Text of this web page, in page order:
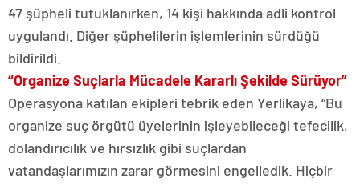
47 şüpheli tutuklanırken, 14 kişi hakkında adli kontrol
uygulandı. Diğer şüphelilerin işlemlerinin sürdüğü
bildirildi.
“Organize Suçlarla Mücadele Kararlı Şekilde Sürüyor”
Operasyona katılan ekipleri tebrik eden Yerlikaya, “Bu
organize suç örgütü üyelerinin işleyebileceği tefecilik,
dolandırıcılık ve hırsızlık gibi suçlardan
vatandaşlarımızın zarar görmesini engelledik. Hiçbir